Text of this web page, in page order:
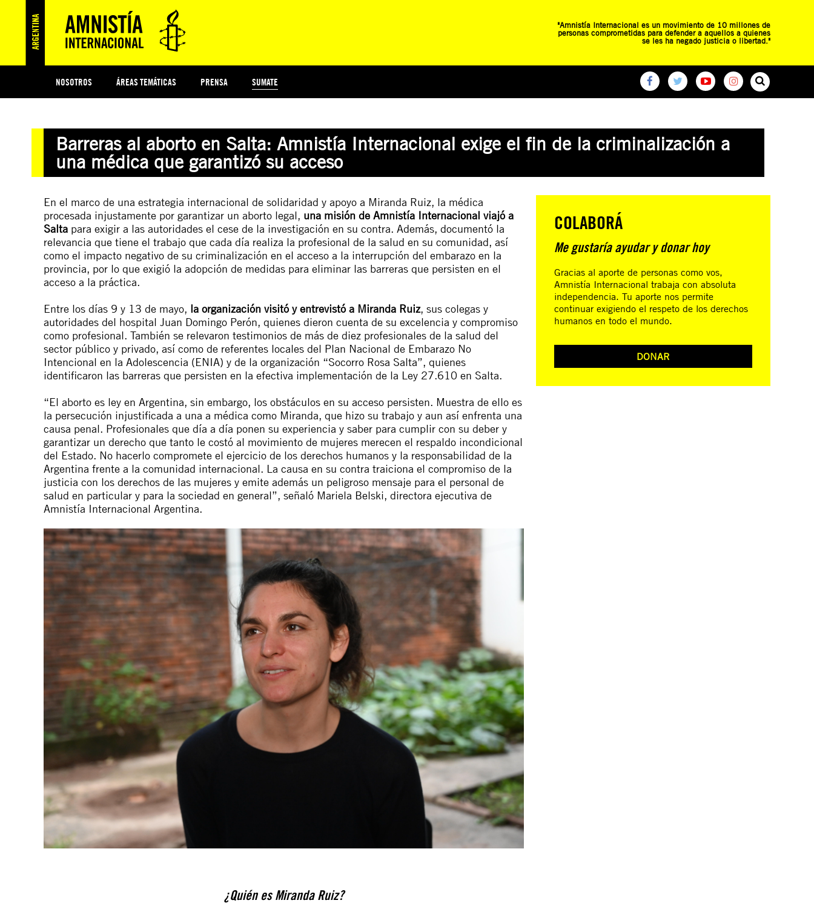
"Amnistía Internacional es un movimiento de 10 millones de
personas comprometidas para defender a aquellos a quienes
se les ha negado justicia o libertad."
NOSOTROS ÁREAS TEMÁTICAS PRENSA SUMATE
PREGUNTAS FRECUENTES
Barreras al aborto en Salta: Amnistía Internacional exige el fin de la criminalización a
una médica que garantizó su acceso
En el marco de una estrategia internacional de solidaridad y apoyo a Miranda Ruiz, la médica
procesada injustamente por garantizar un aborto legal, una misión de Amnistía Internacional viajó a
Salta para exigir a las autoridades el cese de la investigación en su contra. Además, documentó la
relevancia que tiene el trabajo que cada día realiza la profesional de la salud en su comunidad, así
como el impacto negativo de su criminalización en el acceso a la interrupción del embarazo en la
provincia, por lo que exigió la adopción de medidas para eliminar las barreras que persisten en el
acceso a la práctica.
Entre los días 9 y 13 de mayo, la organización visitó y entrevistó a Miranda Ruiz, sus colegas y
autoridades del hospital Juan Domingo Perón, quienes dieron cuenta de su excelencia y compromiso
como profesional. También se relevaron testimonios de más de diez profesionales de la salud del
sector público y privado, así como de referentes locales del Plan Nacional de Embarazo No
Intencional en la Adolescencia (ENIA) y de la organización “Socorro Rosa Salta”, quienes
identificaron las barreras que persisten en la efectiva implementación de la Ley 27.610 en Salta.
“El aborto es ley en Argentina, sin embargo, los obstáculos en su acceso persisten. Muestra de ello es
la persecución injustificada a una a médica como Miranda, que hizo su trabajo y aun así enfrenta una
causa penal. Profesionales que día a día ponen su experiencia y saber para cumplir con su deber y
garantizar un derecho que tanto le costó al movimiento de mujeres merecen el respaldo incondicional
del Estado. No hacerlo compromete el ejercicio de los derechos humanos y la responsabilidad de la
Argentina frente a la comunidad internacional. La causa en su contra traiciona el compromiso de la
justicia con los derechos de las mujeres y emite además un peligroso mensaje para el personal de
salud en particular y para la sociedad en general”, señaló Mariela Belski, directora ejecutiva de
Amnistía Internacional Argentina.
¿Quién es Miranda Ruiz?
COLABORÁ
Me gustaría ayudar y donar hoy
Gracias al aporte de personas como vos,
Amnistía Internacional trabaja con absoluta
independencia. Tu aporte nos permite
continuar exigiendo el respeto de los derechos
humanos en todo el mundo.
DONAR